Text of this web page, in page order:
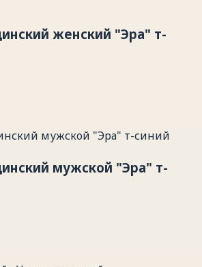
женский "Эра" т-
мужской "Эра" т-